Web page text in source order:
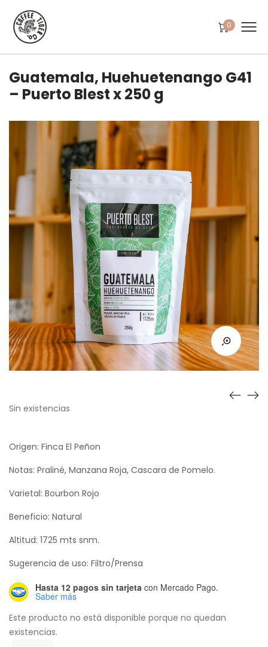
0
Guatemala, Huehuetenango G41
– Puerto Blest x 250 g
Sin existencias
Origen: Finca El Peñon
Notas: Praliné, Manzana Roja, Cascara de Pomelo.
Varietal: Bourbon Rojo
Beneficio: Natural
Altitud: 1725 mts snm.
Sugerencia de uso: Filtro/Prensa
Hasta 12 pagos sin tarjeta con Mercado Pago.
Saber más
Este producto no está disponible porque no quedan
existencias.